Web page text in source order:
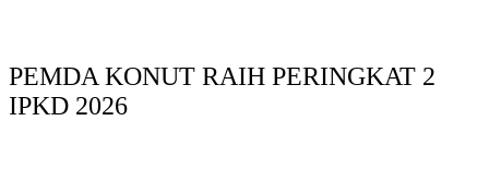
PEMDA KONUT RAIH PERINGKAT 2
IPKD 2026